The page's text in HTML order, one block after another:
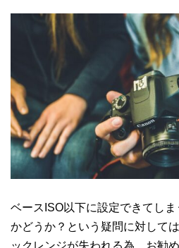
ベースISO以下に設定できてし
かどうか？という疑問に対して
ックレンジが失われる為、お勧